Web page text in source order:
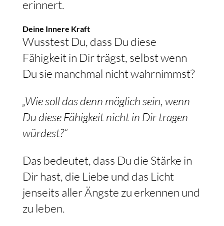
erinnert.
Deine Innere Kraft
Wusstest Du, dass Du diese
Fähigkeit in Dir trägst, selbst wenn
Du sie manchmal nicht wahrnimmst?
„Wie soll das denn möglich sein, wenn
Du diese Fähigkeit nicht in Dir tragen
würdest?“
Das bedeutet, dass Du die Stärke in
Dir hast, die Liebe und das Licht
jenseits aller Ängste zu erkennen und
zu leben.